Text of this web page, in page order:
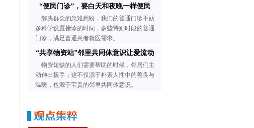
“便民门诊”，要白天和夜晚一样便民
解决群众的急难愁盼，我们的普通门诊不妨
多科学设置接诊的时间，多些特别时段的普通
门诊，满足普通患者就医需求。
“共享物资站”邻里共同体意识让爱流动
物资短缺的人们需要帮助的时候，邻居们主
动伸出援手；这不仅源于朴素人性中的善良与
温暖，也源于宝贵的邻里共同体意识。